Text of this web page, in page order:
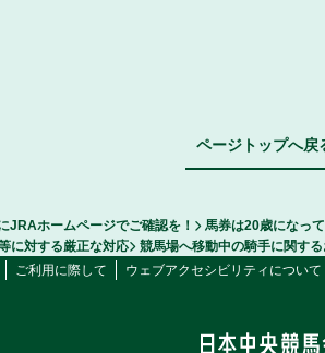
ページトップへ戻
JRAホームページでご確認を！ 馬券は20歳になっ
に対する厳正な対応
競馬場へ移動中の騎手に関す
ご利用に際して ウェブアクセシビリティについて